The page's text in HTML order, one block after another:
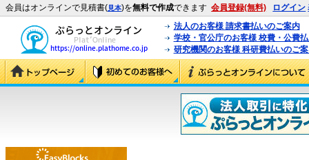
会員はオンラインで見積書(見本)を無料で作成できます 会員登録(無料) ログイン
法人のお客様 請求書払いのご案内
学校・官公庁のお客様 校費・公費
研究機関のお客様 科研費払いのご